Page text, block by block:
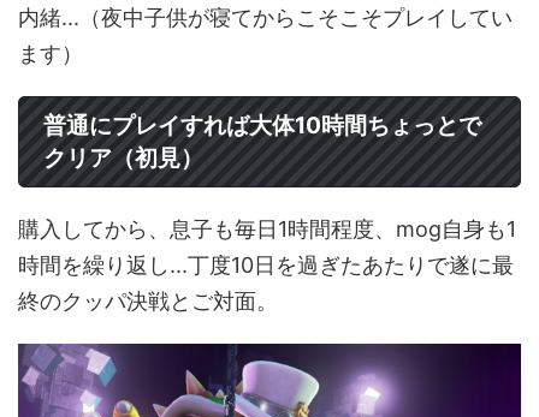
内緒...（夜中子供が寝てからこそこそプレイしてい
ます）
普通にプレイすれば大体10時間ちょっとで
クリア（初見）
購入してから、息子も毎日1時間程度、mog自身も1
時間を繰り返し...丁度10日を過ぎたあたりで遂に最
終のクッパ決戦とご対面。